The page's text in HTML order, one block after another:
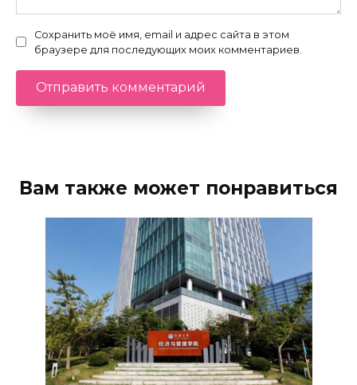
Сохранить моё имя, email и адрес сайта в этом
браузере для последующих моих комментариев.
Вам также может понравиться